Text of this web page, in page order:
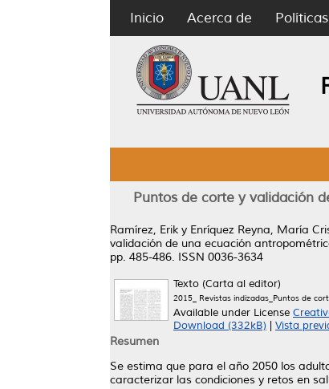
Inicio Acerca de Políticas
Puntos de corte y validación
Ramírez, Erik y Enríquez Reyna, María
validación de una ecuación
pp. 485-486. ISSN 0036-3634
Texto (Carta al editor)
2015_ Revistas indizadas_Puntos de
Available under License
Download (332kB)
Vista
Resumen
Se estima que para el año 2050 los
caracterizar las condiciones y retos en